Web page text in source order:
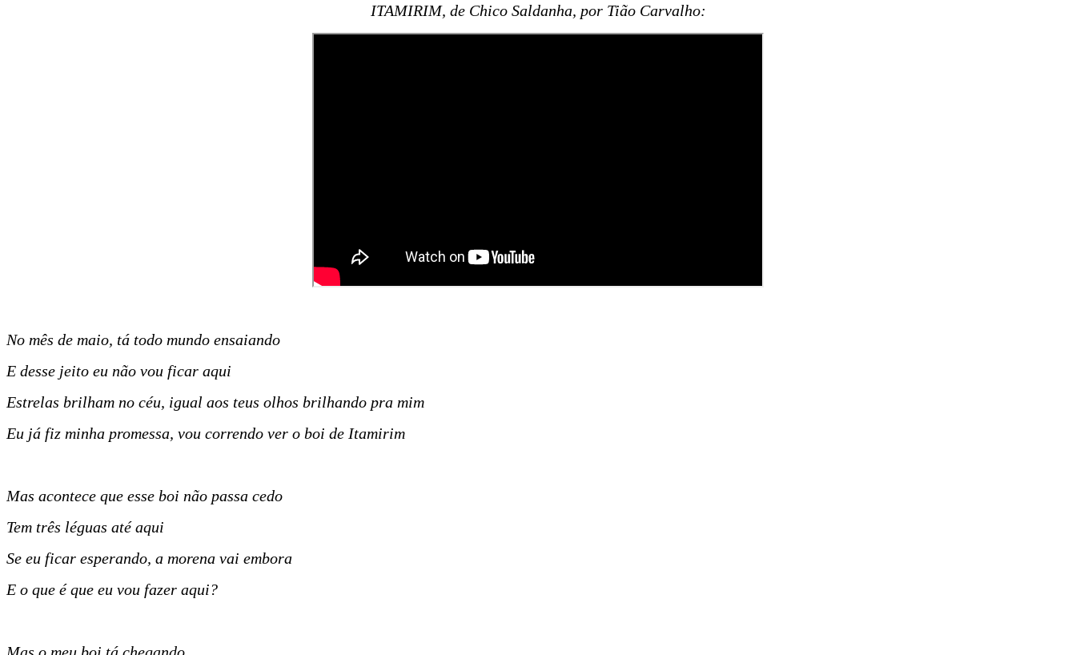
ITAMIRIM, de Chico Saldanha, por Tião Carvalho:
No mês de maio, tá todo mundo ensaiando
E desse jeito eu não vou ficar aqui
Estrelas brilham no céu, igual aos teus olhos brilhando pra mim
Eu já fiz minha promessa, vou correndo ver o boi de Itamirim
Mas acontece que esse boi não passa cedo
Tem três léguas até aqui
Se eu ficar esperando, a morena vai embora
E o que é que eu vou fazer aqui?